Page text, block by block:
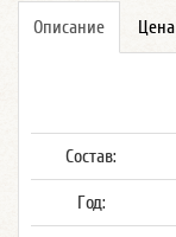
Описание Цена
Состав:
Год: